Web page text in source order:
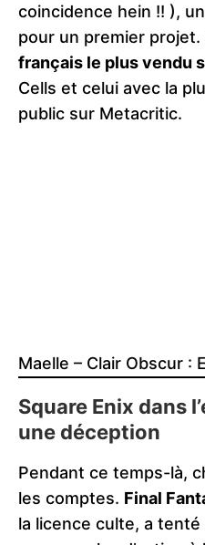
coincidence hein !! ),
pour un premier projet.
français le plus vendu
Cells et celui avec la
public sur Metacritic.
Maelle – Clair Obscur :
Square Enix dans
une déception
Pendant ce temps-là,
les comptes. Final
la licence culte, a